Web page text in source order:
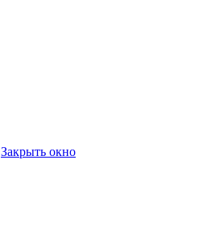
Закрыть окно